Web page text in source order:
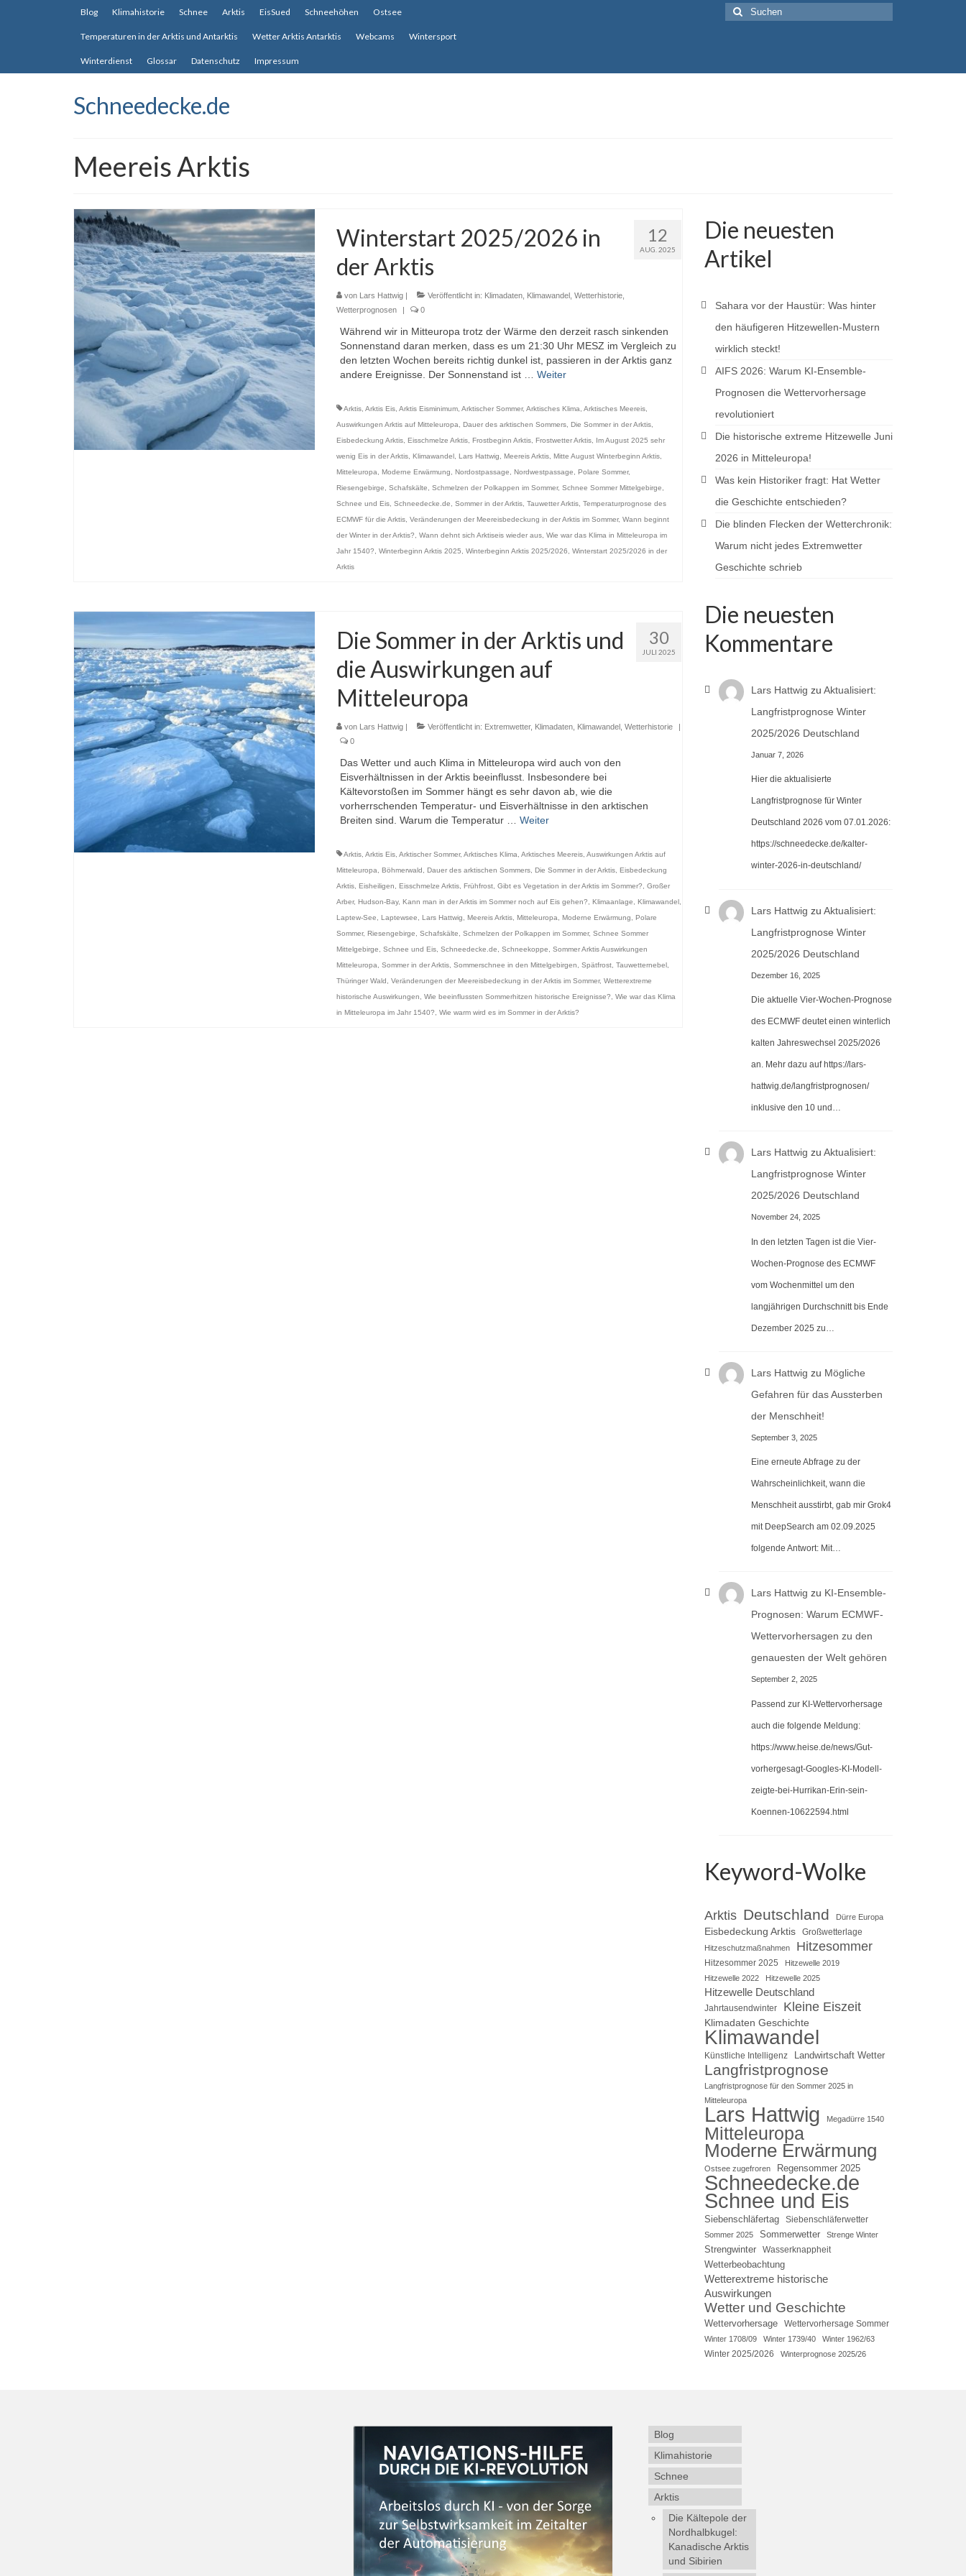
Blog Klimahistorie Schnee Arktis EisSued Schneehöhen Ostsee
Temperaturen in der Arktis und Antarktis Wetter Arktis Antarktis Webcams Wintersport
Winterdienst Glossar Datenschutz Impressum
Suche
nach:
Schneedecke.de
Meereis Arktis
12
AUG. 2025
Winterstart 2025/2026 in
der Arktis
von Lars Hattwig| Veröffentlicht in: Klimadaten, Klimawandel, Wetterhistorie,
Wetterprognosen
| 0
Während wir in Mitteuropa trotz der Wärme den derzeit rasch sinkenden
Sonnenstand daran merken, dass es um 21:30 Uhr MESZ im Vergleich zu
den letzten Wochen bereits richtig dunkel ist, passieren in der Arktis ganz
andere Ereignisse. Der Sonnenstand ist … Weiter
Arktis, Arktis Eis, Arktis Eisminimum, Arktischer Sommer, Arktisches Klima Arktisches Meereis,
Auswirkungen Arktis auf Mitteleuropa
Dauer des arktischen Sommers, Die Sommer in der Arktis,
Eisbedeckung Arktis, Eisschmelze Arktis, Frostbeginn Arktis, Frostwetter Arktis,
Im August 2025 sehr
wenig Eis in der Arktis, Klimawandel, Lars Hattwig Meereis Arktis, Mitte August Winterbeginn Arktis,
Mitteleuropa
Moderne Erwärmung Nordostpassage Nordwestpassage Polare Sommer,
Riesengebirge
Schafskälte Schmelzen der Polkappen im Sommer, Schnee Sommer Mittelgebirge
Schnee und Eis, Schneedecke.de Sommer in der Arktis, Tauwetter Arktis, Temperaturprognose des
ECMWF für die Arktis, Veränderungen der Meereisbedeckung in der Arktis im Sommer, Wann beginnt
der Winter in der Arktis?
Wann dehnt sich Arktiseis wieder aus, Wie war das Klima in Mitteleuropa im
Jahr 1540?
Winterbeginn Arktis 2025 Winterbeginn Arktis 2025/2026
Winterstart 2025/2026 in der
Arktis
30
JULI 2025
Die Sommer in der Arktis und
die Auswirkungen auf
Mitteleuropa
von Lars Hattwig| Veröffentlicht in: Extremwetter, Klimadaten, Klimawandel, Wetterhistorie
|
0
Das Wetter und auch Klima in Mitteleuropa wird auch von den
Eisverhältnissen in der Arktis beeinflusst. Insbesondere bei
Kältevorstoßen im Sommer hängt es sehr davon ab, wie die
vorherrschenden Temperatur- und Eisverhältnisse in den arktischen
Breiten sind. Warum die Temperatur … Weiter
Arktis, Arktis Eis, Arktischer Sommer, Arktisches Klima Arktisches Meereis, Auswirkungen Arktis auf
Mitteleuropa
Böhmerwald Dauer des arktischen Sommers, Die Sommer in der Arktis, Eisbedeckung
Arktis, Eisheiligen Eisschmelze Arktis, Frühfrost, Gibt es Vegetation in der Arktis im Sommer?
Großer
Arber, Hudson-Bay, Kann man in der Arktis im Sommer noch auf Eis gehen? Klimaanlage Klimawandel,
Laptew-See
Laptewsee Lars Hattwig Meereis Arktis, Mitteleuropa Moderne Erwärmung
Polare
Sommer, Riesengebirge Schafskälte Schmelzen der Polkappen im Sommer, Schnee Sommer
Mittelgebirge
Schnee und Eis, Schneedecke.de Schneekoppe
Sommer Arktis Auswirkungen
Mitteleuropa
Sommer in der Arktis, Sommerschnee in den Mittelgebirgen Spätfrost, Tauwetternebel,
Thüringer Wald
Veränderungen der Meereisbedeckung in der Arktis im Sommer, Wetterextreme
historische Auswirkungen
Wie beeinflussten Sommerhitzen historische Ereignisse?
Wie war das Klima
in Mitteleuropa im Jahr 1540?
Wie warm wird es im Sommer in der Arktis?
Die neuesten
Artikel
Sahara vor der Haustür: Was hinter
den häufigeren Hitzewellen-Mustern
wirklich steckt!
AIFS 2026: Warum KI-Ensemble-
Prognosen die Wettervorhersage
revolutioniert
Die historische extreme Hitzewelle Juni
2026 in Mitteleuropa!
Was kein Historiker fragt: Hat Wetter
die Geschichte entschieden?
Die blinden Flecken der Wetterchronik:
Warum nicht jedes Extremwetter
Geschichte schrieb
Die neuesten
Kommentare
Lars Hattwig zu Aktualisiert:
Langfristprognose Winter
2025/2026 Deutschland
Januar 7, 2026
Hier die aktualisierte
Langfristprognose für Winter
Deutschland 2026 vom 07.01.2026:
https://schneedecke.de/kalter-
winter-2026-in-deutschland/
Lars Hattwig zu Aktualisiert:
Langfristprognose Winter
2025/2026 Deutschland
Dezember 16, 2025
Die aktuelle Vier-Wochen-Prognose
des ECMWF deutet einen winterlich
kalten Jahreswechsel 2025/2026
an. Mehr dazu auf https://lars-
hattwig.de/langfristprognosen/
inklusive den 10 und…
Lars Hattwig zu Aktualisiert:
Langfristprognose Winter
2025/2026 Deutschland
November 24, 2025
In den letzten Tagen ist die Vier-
Wochen-Prognose des ECMWF
vom Wochenmittel um den
langjährigen Durchschnitt bis Ende
Dezember 2025 zu…
Lars Hattwig zu Mögliche
Gefahren für das Aussterben
der Menschheit!
September 3, 2025
Eine erneute Abfrage zu der
Wahrscheinlichkeit, wann die
Menschheit ausstirbt, gab mir Grok4
mit DeepSearch am 02.09.2025
folgende Antwort: Mit…
Lars Hattwig zu KI-Ensemble-
Prognosen: Warum ECMWF-
Wettervorhersagen zu den
genauesten der Welt gehören
September 2, 2025
Passend zur KI-Wettervorhersage
auch die folgende Meldung:
https://www.heise.de/news/Gut-
vorhergesagt-Googles-KI-Modell-
zeigte-bei-Hurrikan-Erin-sein-
Koennen-10622594.html
Keyword-Wolke
Arktis Deutschland Dürre Europa
Eisbedeckung Arktis Großwetterlage
Hitzeschutzmaßnahmen Hitzesommer
Hitzesommer 2025
Hitzewelle 2019
Hitzewelle 2022
Hitzewelle 2025
Hitzewelle Deutschland
Jahrtausendwinter Kleine Eiszeit
Klimadaten Geschichte
Klimawandel
Künstliche Intelligenz Landwirtschaft Wetter
Langfristprognose
Langfristprognose für den Sommer 2025 in
Mitteleuropa
Lars Hattwig Megadürre 1540
Mitteleuropa
Moderne Erwärmung
Ostsee zugefroren Regensommer 2025
Schneedecke.de
Schnee und Eis
Siebenschläfertag Siebenschläferwetter
Sommer 2025 Sommerwetter Strenge Winter
Strengwinter Wasserknappheit
Wetterbeobachtung
Wetterextreme historische
Auswirkungen
Wetter und Geschichte
Wettervorhersage Wettervorhersage Sommer
Winter 1708/09 Winter 1739/40 Winter 1962/63
Winter 2025/2026 Winterprognose 2025/26
Blog
Klimahistorie
Schnee
Arktis
Die Kältepole der
Nordhalbkugel:
Kanadische Arktis
und Sibirien